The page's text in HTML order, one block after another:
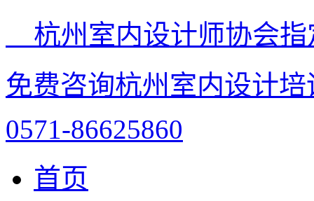
杭州室内设计师协会
免费咨询杭州室内设计
0571-86625860
首页